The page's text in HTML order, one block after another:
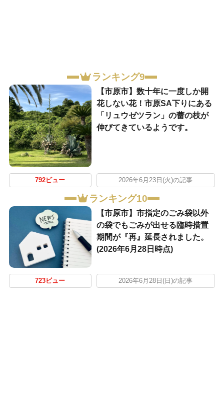
ランキング9
【市原市】数十年に一度しか開
花しない花！市原SA下りにある
「リュウゼツラン」の蕾の枝が
伸びてきているようです。
792ビュー 2026年6月23日(火)の記事
ランキング10
【市原市】市指定のごみ袋以外
の袋でもごみが出せる臨時措置
期間が『再』延長されました。
(2026年6月28日時点)
723ビュー 2026年6月28日(日)の記事